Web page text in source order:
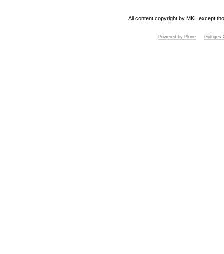
All content copyright by MKL except
Powered by Plone Gültiges